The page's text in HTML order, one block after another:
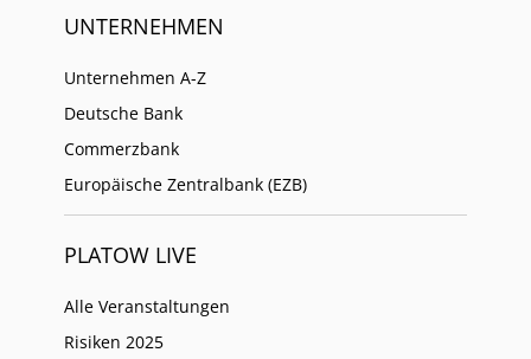
UNTERNEHMEN
Unternehmen A-Z
Deutsche Bank
Commerzbank
Europäische Zentralbank (EZB)
PLATOW LIVE
Alle Veranstaltungen
Risiken 2025